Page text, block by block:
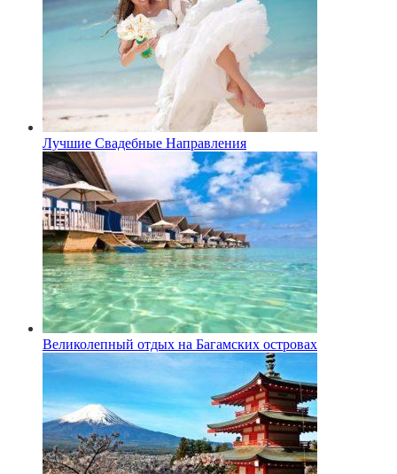
Лучшие Свадебные Направления
Великолепный отдых на Багамских островах